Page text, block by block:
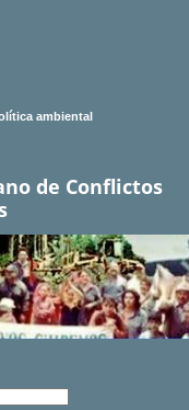
ambiental
de Conflictos